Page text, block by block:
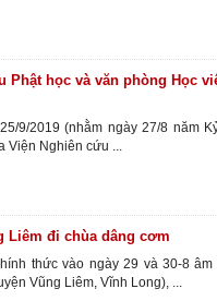
Phật học và văn phòng Học
9/2019 (nhằm ngày 27/8 năm
Viện Nghiên cứu ...
Liêm đi chùa dâng cơm
thức vào ngày 29 và 30-8
Vũng Liêm, Vĩnh Long), ...